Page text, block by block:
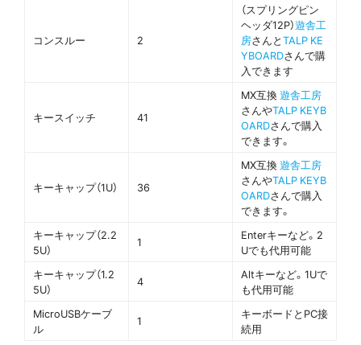
コンスルー 2
（スプリングピン
ヘッダ12P）遊舎工
房さんとTALP KE
YBOARDさんで購
入できます
キースイッチ 41
MX互換遊舎工房
さんやTALP KEYB
OARDさんで購入
できます。
キーキャップ（1U） 36
MX互換遊舎工房
さんやTALP KEYB
OARDさんで購入
できます。
キーキャップ（2.2
5U）
1
Enterキーなど。2
Uでも代用可能
キーキャップ（1.2
5U）
4
Altキーなど。1Uで
も代用可能
MicroUSBケーブ
ル
1
キーボードとPC接
続用